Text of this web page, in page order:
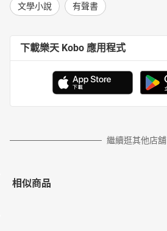
文學小說 有聲書
下載樂天 Kobo 應用程式
繼續逛其他店舖
相似商品